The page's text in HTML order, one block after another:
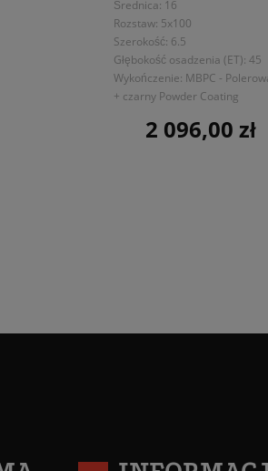
Średnica: 16
Rozstaw: 5x100
Szerokość: 6.5
Głębokość osadzenia (ET): 45
Wykończenie: MBPC -
+ czarny Powder Coating
Cena
2 096,00 zł